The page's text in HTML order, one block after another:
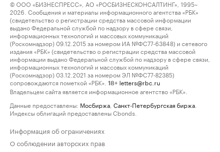
© ООО «БИЗНЕСПРЕСС», АО «РОСБИЗНЕСКОНСАЛТИНГ», 1995–
2026. Сообщения и материалы информационного агентства «РБК»
(свидетельство о регистрации средства массовой информации
выдано Федеральной службой по надзору в сфере связи,
информационных технологий и массовых коммуникаций
(Роскомнадзор) 09.12.2015 за номером ИА №ФС77-63848) и сетевого
издания «РБК» (свидетельство о регистрации средства массовой
информации выдано Федеральной службой по надзору в сфере связи,
информационных технологий и массовых коммуникаций
(Роскомнадзор) 03.12.2021 за номером ЭЛ №ФС77-82385)
сопровождаются пометкой «РБК».
18+ letters@rbc.ru
Владельцем сайта является информационное агентство «РБК».
Данные предоставлены: Мосбиржа Санкт-Петербургская биржа
Индексы облигаций предоставлены Cbonds.
Информация об ограничениях
О соблюдении авторских прав